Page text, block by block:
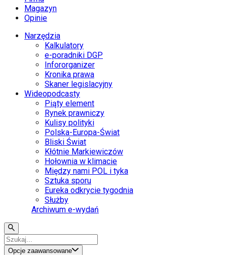
Magazyn
Opinie
Narzędzia
Kalkulatory
e-poradniki DGP
Infororganizer
Kronika prawa
Skaner legislacyjny
Wideopodcasty
Piąty element
Rynek prawniczy
Kulisy polityki
Polska-Europa-Świat
Bliski Świat
Kłótnie Markiewiczów
Hołownia w klimacie
Między nami POL i tyka
Sztuka sporu
Eureka odkrycie tygodnia
Służby
Archiwum e-wydań
Opcje zaawansowane